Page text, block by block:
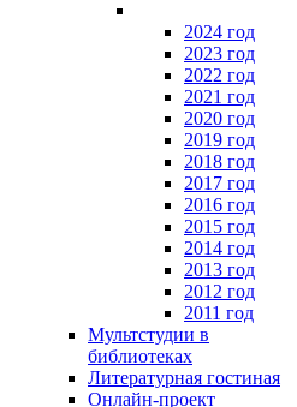
2024 год
2023 год
2022 год
2021 год
2020 год
2019 год
2018 год
2017 год
2016 год
2015 год
2014 год
2013 год
2012 год
2011 год
Мультстудии в
библиотеках
Литературная гостиная
Онлайн-проект